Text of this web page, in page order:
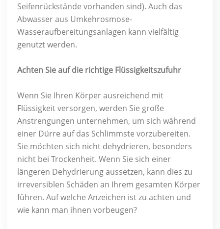
Seifenrückstände vorhanden sind). Auch das
Abwasser aus Umkehrosmose-
Wasseraufbereitungsanlagen kann vielfältig
genutzt werden.
Achten Sie auf die richtige Flüssigkeitszufuhr
Wenn Sie Ihren Körper ausreichend mit
Flüssigkeit versorgen, werden Sie große
Anstrengungen unternehmen, um sich während
einer Dürre auf das Schlimmste vorzubereiten.
Sie möchten sich nicht dehydrieren, besonders
nicht bei Trockenheit. Wenn Sie sich einer
längeren Dehydrierung aussetzen, kann dies zu
irreversiblen Schäden an Ihrem gesamten Körper
führen. Auf welche Anzeichen ist zu achten und
wie kann man ihnen vorbeugen?